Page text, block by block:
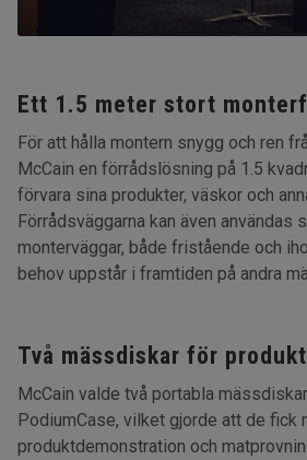
Ett 1.5 meter stort
För att hålla montern snygg och ren
McCain en förrådslösning på 1.5
förvara sina produkter, väskor och
Förrådsväggarna kan även användas
monterväggar, både fristående och
behov uppstår i framtiden på andra
Två mässdiskar för
McCain valde två portabla
PodiumCase, vilket gjorde att de fick
produktdemonstration och